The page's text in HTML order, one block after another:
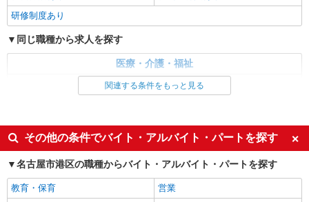
研修制度あり
同じ職種から求人を探す
医療・介護・福祉
看護師・保健師・看護助手・助産師
未経験歓迎
ミドル（40代～）活躍中
交通費支給
社会保険あり
関連する条件をもっと見る
その他の条件でバイト・アルバイト・パートを探す
名古屋市港区の職種からバイト・アルバイト・パートを探す
教育・保育
営業